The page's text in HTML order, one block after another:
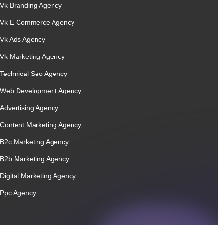
Vk Branding Agency
Vk E Commerce Agency
Vk Ads Agency
Vk Marketing Agency
Technical Seo Agency
Web Development Agency
Advertising Agency
Content Marketing Agency
B2c Marketing Agency
B2b Marketing Agency
Digital Marketing Agency
Ppc Agency